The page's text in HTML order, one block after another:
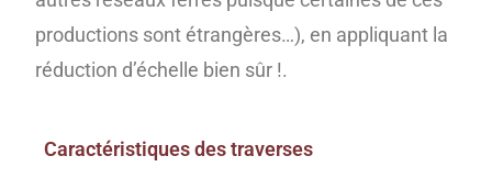
productions sont étrangères…), en appliquant la
réduction d’échelle bien sûr !.
Caractéristiques des traverses